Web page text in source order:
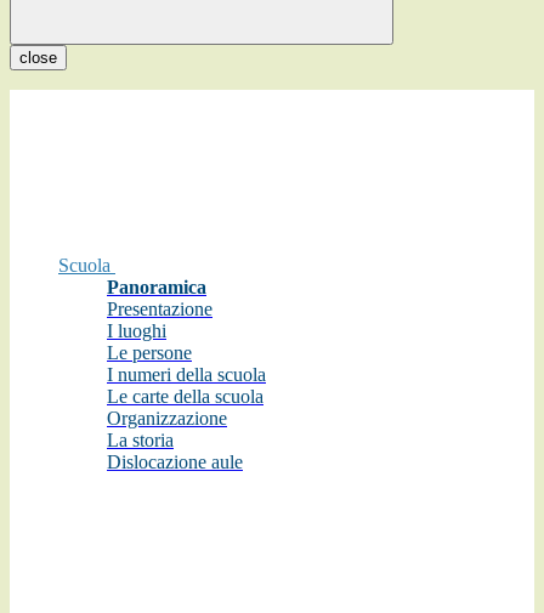
close
Scuola
Panoramica
Presentazione
I luoghi
Le persone
I numeri della scuola
Le carte della scuola
Organizzazione
La storia
Dislocazione aule